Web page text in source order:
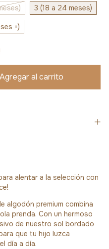
3 (18 a 24 meses)
+)
alentar a la selección con
algodón premium combina
prenda. Con un hermoso
de nuestro sol bordado
que tu hijo luzca
día a día.